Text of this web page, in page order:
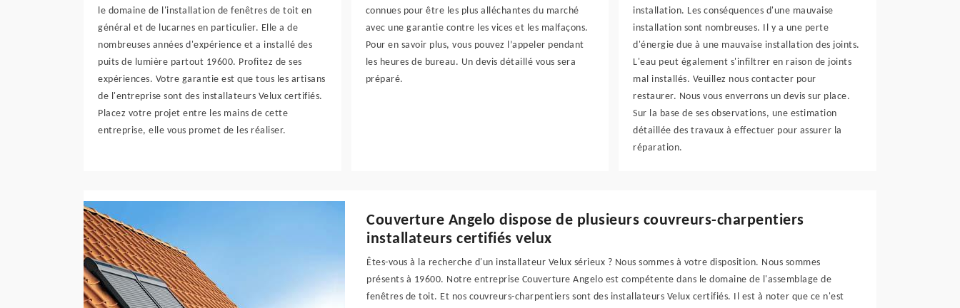
le domaine de l'installation de fenêtres de toit en
général et de lucarnes en particulier. Elle a de
nombreuses années d'expérience et a installé des
puits de lumière partout 19600. Profitez de ses
expériences. Votre garantie est que tous les artisans
de l'entreprise sont des installateurs Velux certifiés.
Placez votre projet entre les mains de cette
entreprise, elle vous promet de les réaliser.
connues pour être les plus alléchantes du marché
avec une garantie contre les vices et les malfaçons.
Pour en savoir plus, vous pouvez l’appeler pendant
les heures de bureau. Un devis détaillé vous sera
préparé.
installation. Les conséquences d'une mauvaise
installation sont nombreuses. Il y a une perte
d'énergie due à une mauvaise installation des joints.
L'eau peut également s'infiltrer en raison de joints
mal installés. Veuillez nous contacter pour
restaurer. Nous vous enverrons un devis sur place.
Sur la base de ses observations, une estimation
détaillée des travaux à effectuer pour assurer la
réparation.
Couverture Angelo dispose de plusieurs couvreurs-charpentiers
installateurs certifiés velux
Êtes-vous à la recherche d'un installateur Velux sérieux ? Nous sommes à votre disposition. Nous sommes
présents à 19600. Notre entreprise Couverture Angelo est compétente dans le domaine de l'assemblage de
fenêtres de toit. Et nos couvreurs-charpentiers sont des installateurs Velux certifiés. Il est à noter que ce n'est